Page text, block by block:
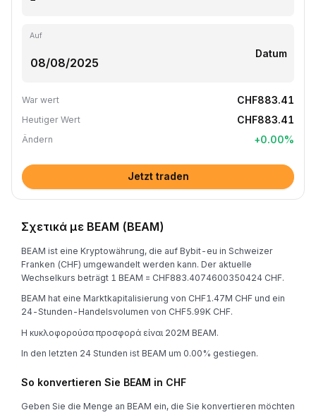
Auf
Datum
War wert CHF883.41
Heutiger Wert CHF883.41
Ändern +0.00%
Jetzt traden
Σχετικά με BEAM (BEAM)
BEAM ist eine Kryptowährung, die auf Bybit-eu in Schweizer
Franken (CHF) umgewandelt werden kann. Der aktuelle
Wechselkurs beträgt 1 BEAM = CHF883.4074600350424 CHF.
BEAM hat eine Marktkapitalisierung von CHF1.47M CHF und ein
24-Stunden-Handelsvolumen von CHF5.99K CHF.
Η κυκλοφορούσα προσφορά είναι 202M BEAM.
In den letzten 24 Stunden ist BEAM um 0.00% gestiegen.
So konvertieren Sie BEAM in CHF
Geben Sie die Menge an BEAM ein, die Sie konvertieren möchten